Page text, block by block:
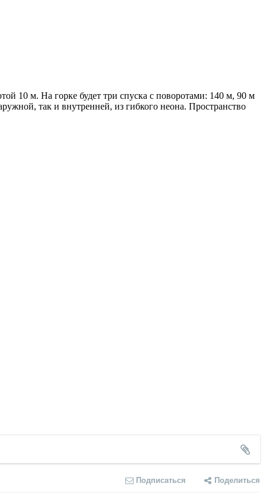
10 м. На горке будет три спуска с поворотами: 140 м, 90 м
так и внутренней, из гибкого неона. Пространство
Подписаться Поделиться